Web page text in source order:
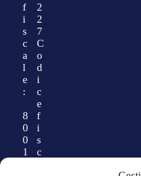
f
i
s
c
a
l
e
:
8
0
0
1
2
2
7
C
o
d
i
c
e
f
i
s
c